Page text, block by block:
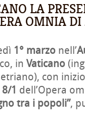
LA
OMNIA DI
1° marzo nell’
in Vaticano
con
1 dell’Opera
tra i popoli”,